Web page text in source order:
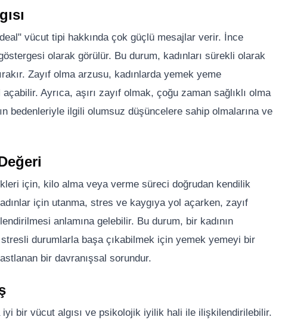
vücut tipi hakkında çok güçlü mesajlar verir. İnce
olarak görülür. Bu durum, kadınları sürekli olarak
Zayıf olma arzusu, kadınlarda yemek yeme
Ayrıca, aşırı zayıf olmak, çoğu zaman sağlıklı olma
bedenleriyle ilgili olumsuz düşüncelere sahip olmalarına ve
için, kilo alma veya verme süreci doğrudan kendilik
için utanma, stres ve kaygıya yol açarken, zayıf
anlamına gelebilir. Bu durum, bir kadının
durumlarla başa çıkabilmek için yemek yemeyi bir
bir davranışsal sorundur.
bir vücut algısı ve psikolojik iyilik hali ile ilişkilendirilebilir.